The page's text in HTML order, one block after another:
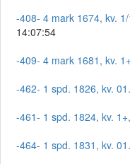
-408- 4 mark 1674, kv.
14:07:54
-409- 4 mark 1681, kv.
-462- 1 spd. 1826, kv.
-461- 1 spd. 1824, kv.
-464- 1 spd. 1831, kv.